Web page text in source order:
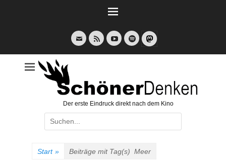
E-
Mail
Feed YouTubeSpotify
Der erste Eindruck direkt nach dem Kino
Suche
nach:
Start » Beiträge mit Tag(s) Meer